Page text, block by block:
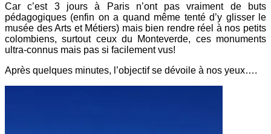
Car c’est 3 jours à Paris n’ont pas vraiment de buts
pédagogiques (enfin on a quand même tenté d’y glisser le
musée des Arts et Métiers) mais bien rendre réel à nos petits
colombiens, surtout ceux du Monteverde, ces monuments
ultra-connus mais pas si facilement vus!
Après quelques minutes, l’objectif se dévoile à nos yeux….